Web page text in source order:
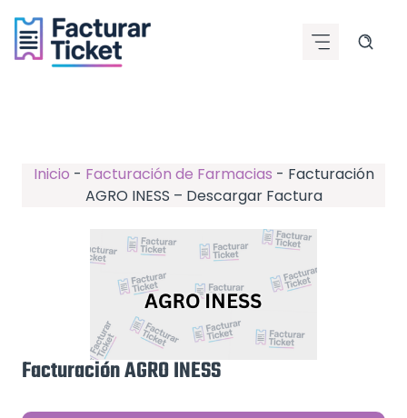
contenido
Inicio - Facturación de Farmacias - Facturación
AGRO INESS – Descargar Factura
Facturación AGRO INESS